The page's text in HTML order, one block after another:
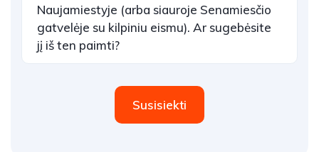
Naujamiestyje (arba siauroje Senamiesčio
gatvelėje su kilpiniu eismu). Ar sugebėsite
jį iš ten paimti?
Susisiekti